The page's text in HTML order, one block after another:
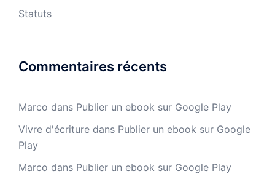
Statuts
Commentaires récents
Marco dans Publier un ebook sur Google Play
Vivre d'écriture dans Publier un ebook sur Google
Play
Marco dans Publier un ebook sur Google Play